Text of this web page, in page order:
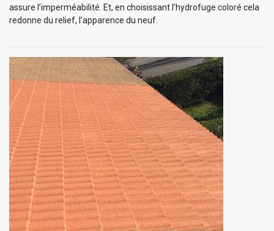
assure l’imperméabilité. Et, en choisissant l’hydrofuge coloré cela
redonne du relief, l’apparence du neuf.